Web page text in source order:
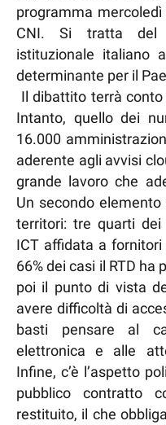
programma
CNI. Si tratta del
istituzionale italiano
determinante per il
Il dibattito terrà
Intanto, quello dei
16.000
aderente agli avvisi
grande lavoro che
Un secondo
territori: tre quarti dei
ICT affidata a
66% dei casi il RTD ha
poi il punto di vista
avere difficoltà di
basti pensare al
elettronica e alle
Infine, c’è l’aspetto
pubblico contratto
restituito, il che